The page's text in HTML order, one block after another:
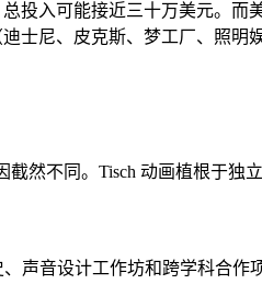
投入可能接近三十万美元。
士尼、皮克斯、梦工厂、照
然不同。Tisch 动画植根于独
声音设计工作坊和跨学科合